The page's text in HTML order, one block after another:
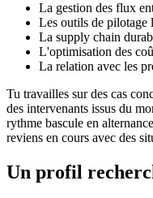
La gestion des flux
Les outils de
La supply chain
L'optimisation des
La relation avec les
Tu travailles sur des cas
des intervenants issus du
rythme bascule en
reviens en cours avec des
Un profil